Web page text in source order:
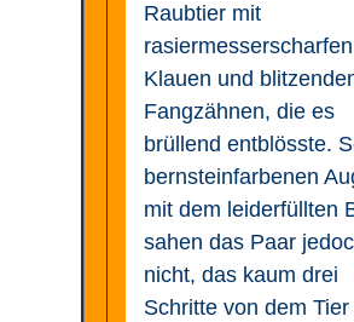
Raubtier mit
rasiermesserscharfen
Klauen und
Fangzähnen, die es
brüllend entblösste.
bernsteinfarbenen
mit dem leiderfüllten
sahen das Paar
nicht, das kaum drei
Schritte von dem Tier